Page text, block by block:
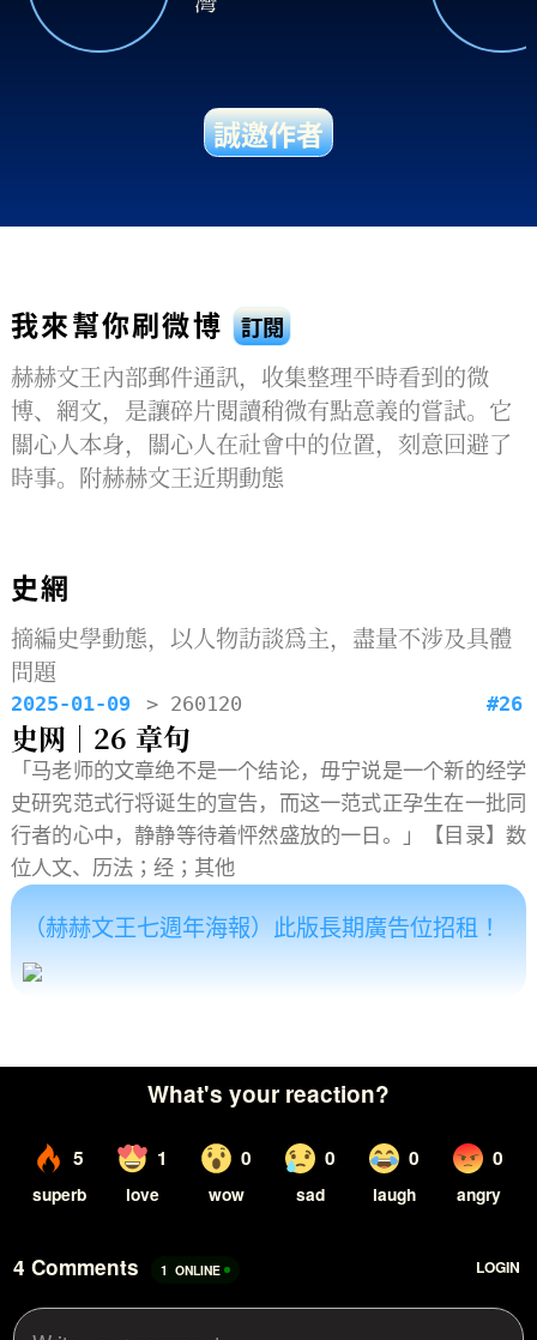
誠邀作者
我來幫你刷微博
訂閱
赫赫文王內部郵件通訊，收集整理平時看到的微
博、網文，是讓碎片閱讀稍微有點意義的嘗試。它
關心人本身，關心人在社會中的位置，刻意回避了
時事。附赫赫文王近期動態
史網
摘編史學動態，以人物訪談爲主，盡量不涉及具體
問題
2025-01-09 > 260120 #26
史网｜26 章句
「马老师的文章绝不是一个结论，毋宁说是一个新的经学
史研究范式行将诞生的宣告，而这一范式正孕生在一批同
行者的心中，静静等待着怦然盛放的一日。」【目录】数
位人文、历法；经；其他
（赫赫文王七週年海報）此版長期廣告位招租！